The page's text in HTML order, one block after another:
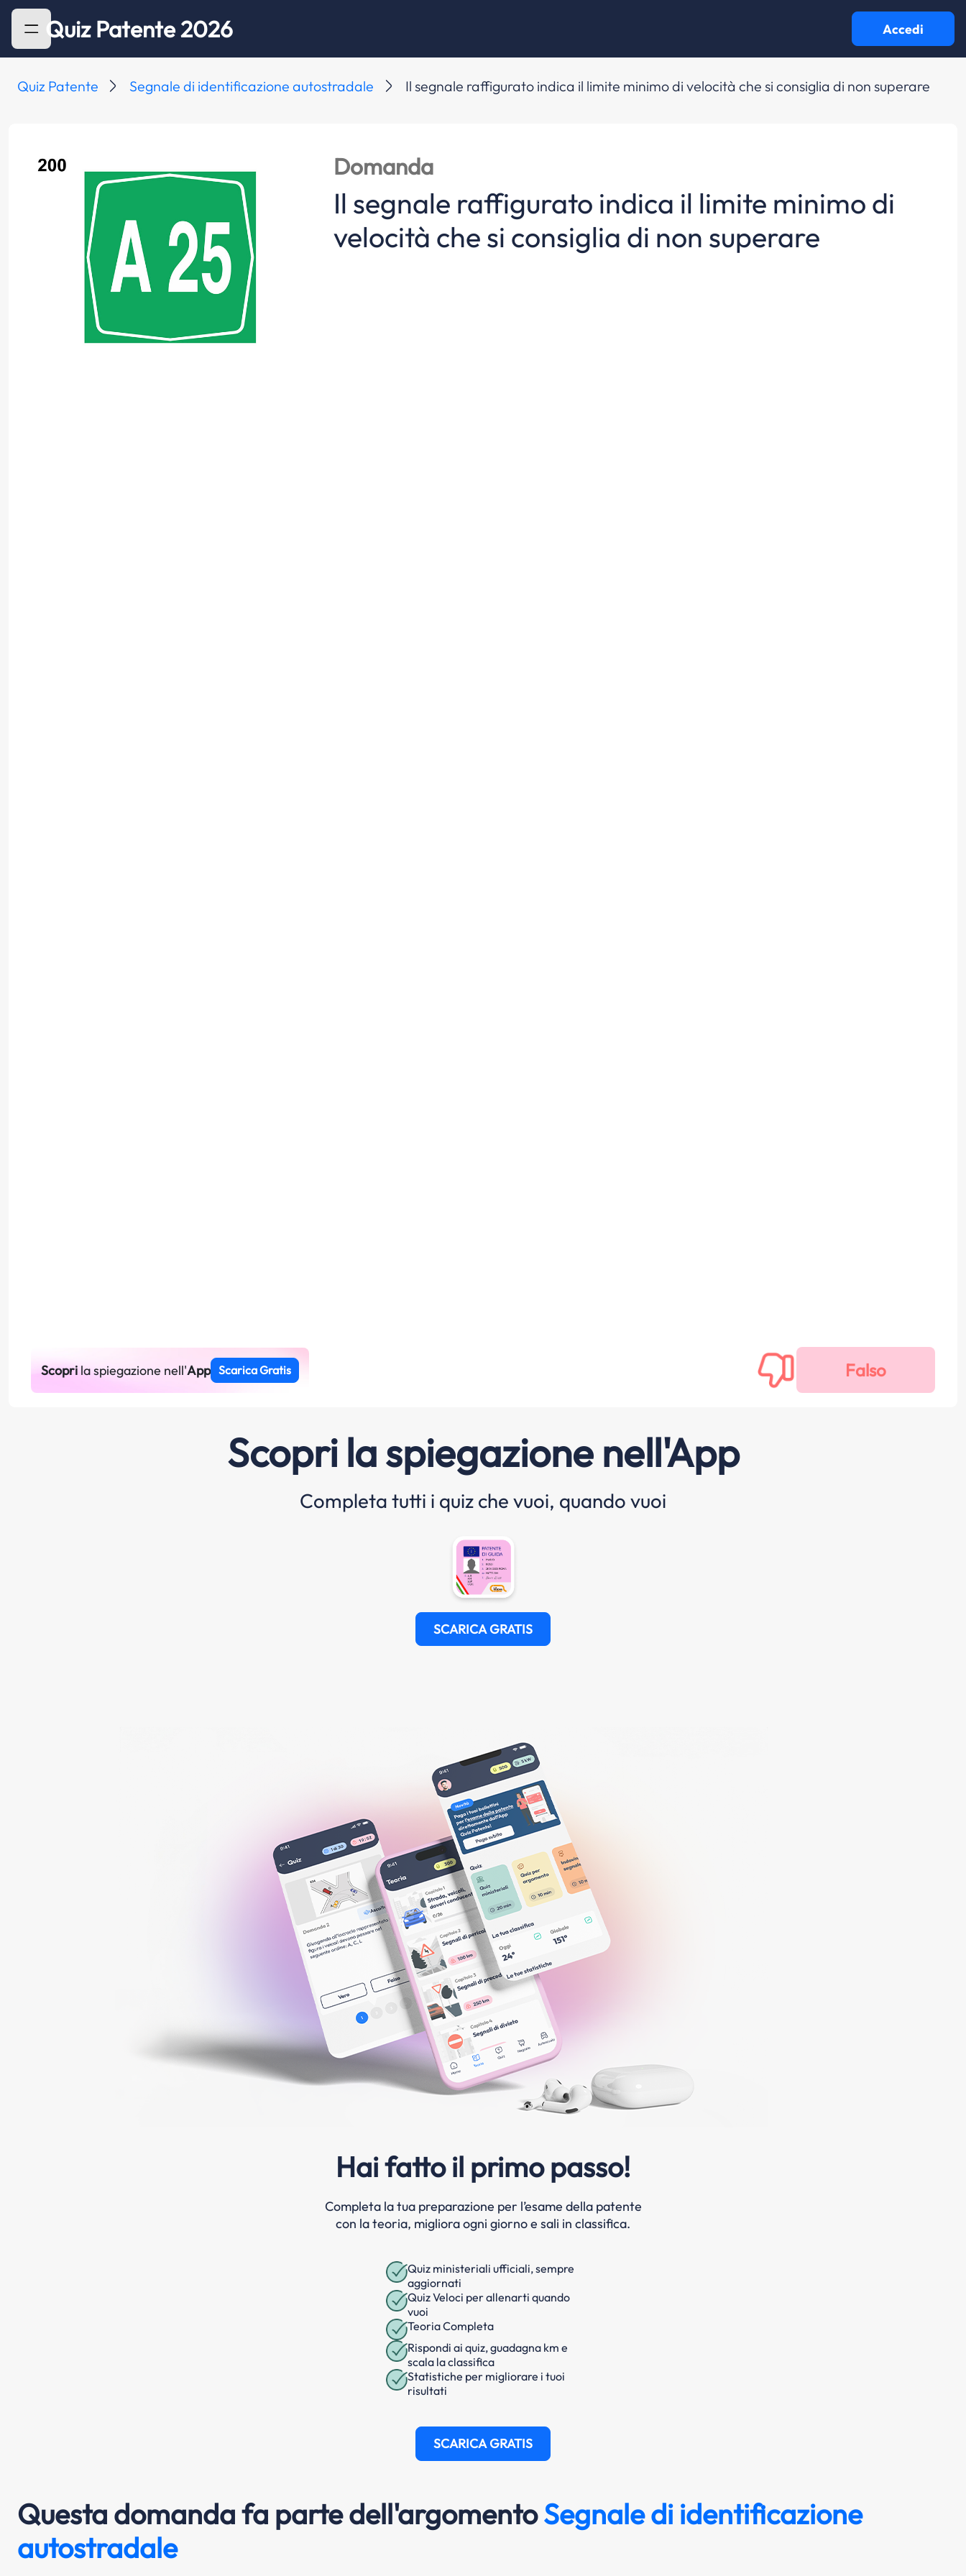
Quiz Patente 2026 Accedi
Quiz Patente Segnale di identificazione autostradale Il segnale raffigurato indica il limite minimo di velocità che si consiglia di non superare
Domanda
Il segnale raffigurato indica il limite minimo di
velocità che si consiglia di non superare
Scoprila spiegazione nell'App Scarica Gratis
Scopri la spiegazione nell'App
Completa tutti i quiz che vuoi, quando vuoi
SCARICA GRATIS
Hai fatto il primo passo!
Completa la tua preparazione per l’esame della patente
con la teoria, migliora ogni giorno e sali in classifica.
Quiz ministeriali ufficiali, sempre
aggiornati
Quiz Veloci per allenarti quando
vuoi
Teoria Completa
Rispondi ai quiz, guadagna km e
scala la classifica
Statistiche per migliorare i tuoi
risultati
SCARICA GRATIS
Questa domanda fa parte dell'argomentoSegnale di identificazione
autostradale